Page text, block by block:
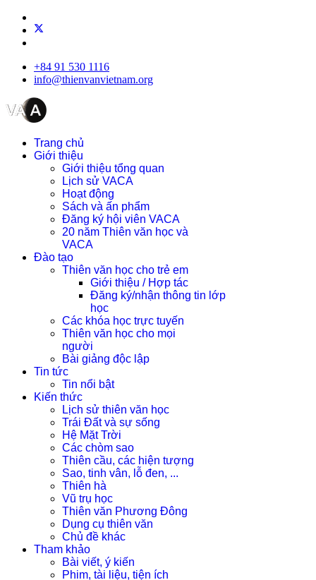
+84 91 530 1116
info@thienvanvietnam.org
Trang chủ
Giới thiệu
Giới thiệu tổng quan
Lịch sử VACA
Hoạt động
Sách và ấn phẩm
Đăng ký hội viên VACA
20 năm Thiên văn học và
VACA
Đào tạo
Thiên văn học cho trẻ em
Giới thiệu / Hợp tác
Đăng ký/nhận thông tin lớp
học
Các khóa học trực tuyến
Thiên văn học cho mọi
người
Bài giảng độc lập
Tin tức
Tin nổi bật
Kiến thức
Lịch sử thiên văn học
Trái Đất và sự sống
Hệ Mặt Trời
Các chòm sao
Thiên cầu, các hiện tượng
Sao, tinh vân, lỗ đen, ...
Thiên hà
Vũ trụ học
Thiên văn Phương Đông
Dụng cụ thiên văn
Chủ đề khác
Tham khảo
Bài viết, ý kiến
Phim, tài liệu, tiện ích